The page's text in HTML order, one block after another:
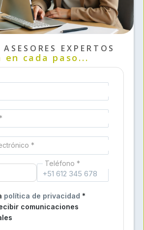
EXPERTOS
cada paso...
*
Teléfono *
política de privacidad *
comunicaciones